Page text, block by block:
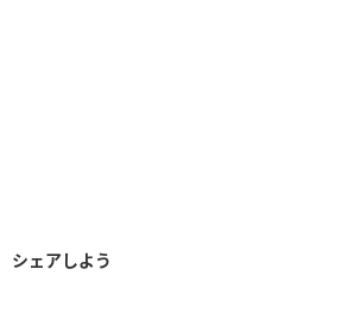
シェアしよう